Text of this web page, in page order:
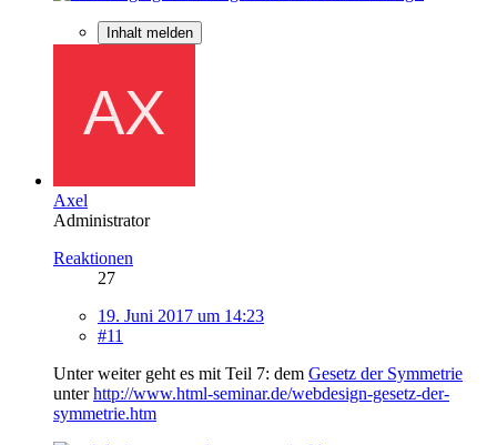
Inhalt melden
Axel
Administrator
Reaktionen
27
19. Juni 2017 um 14:23
#11
Unter weiter geht es mit Teil 7: dem Gesetz der Symmetrie
unterhttp://www.html-seminar.de/webdesign-gesetz-der-
symmetrie.htm